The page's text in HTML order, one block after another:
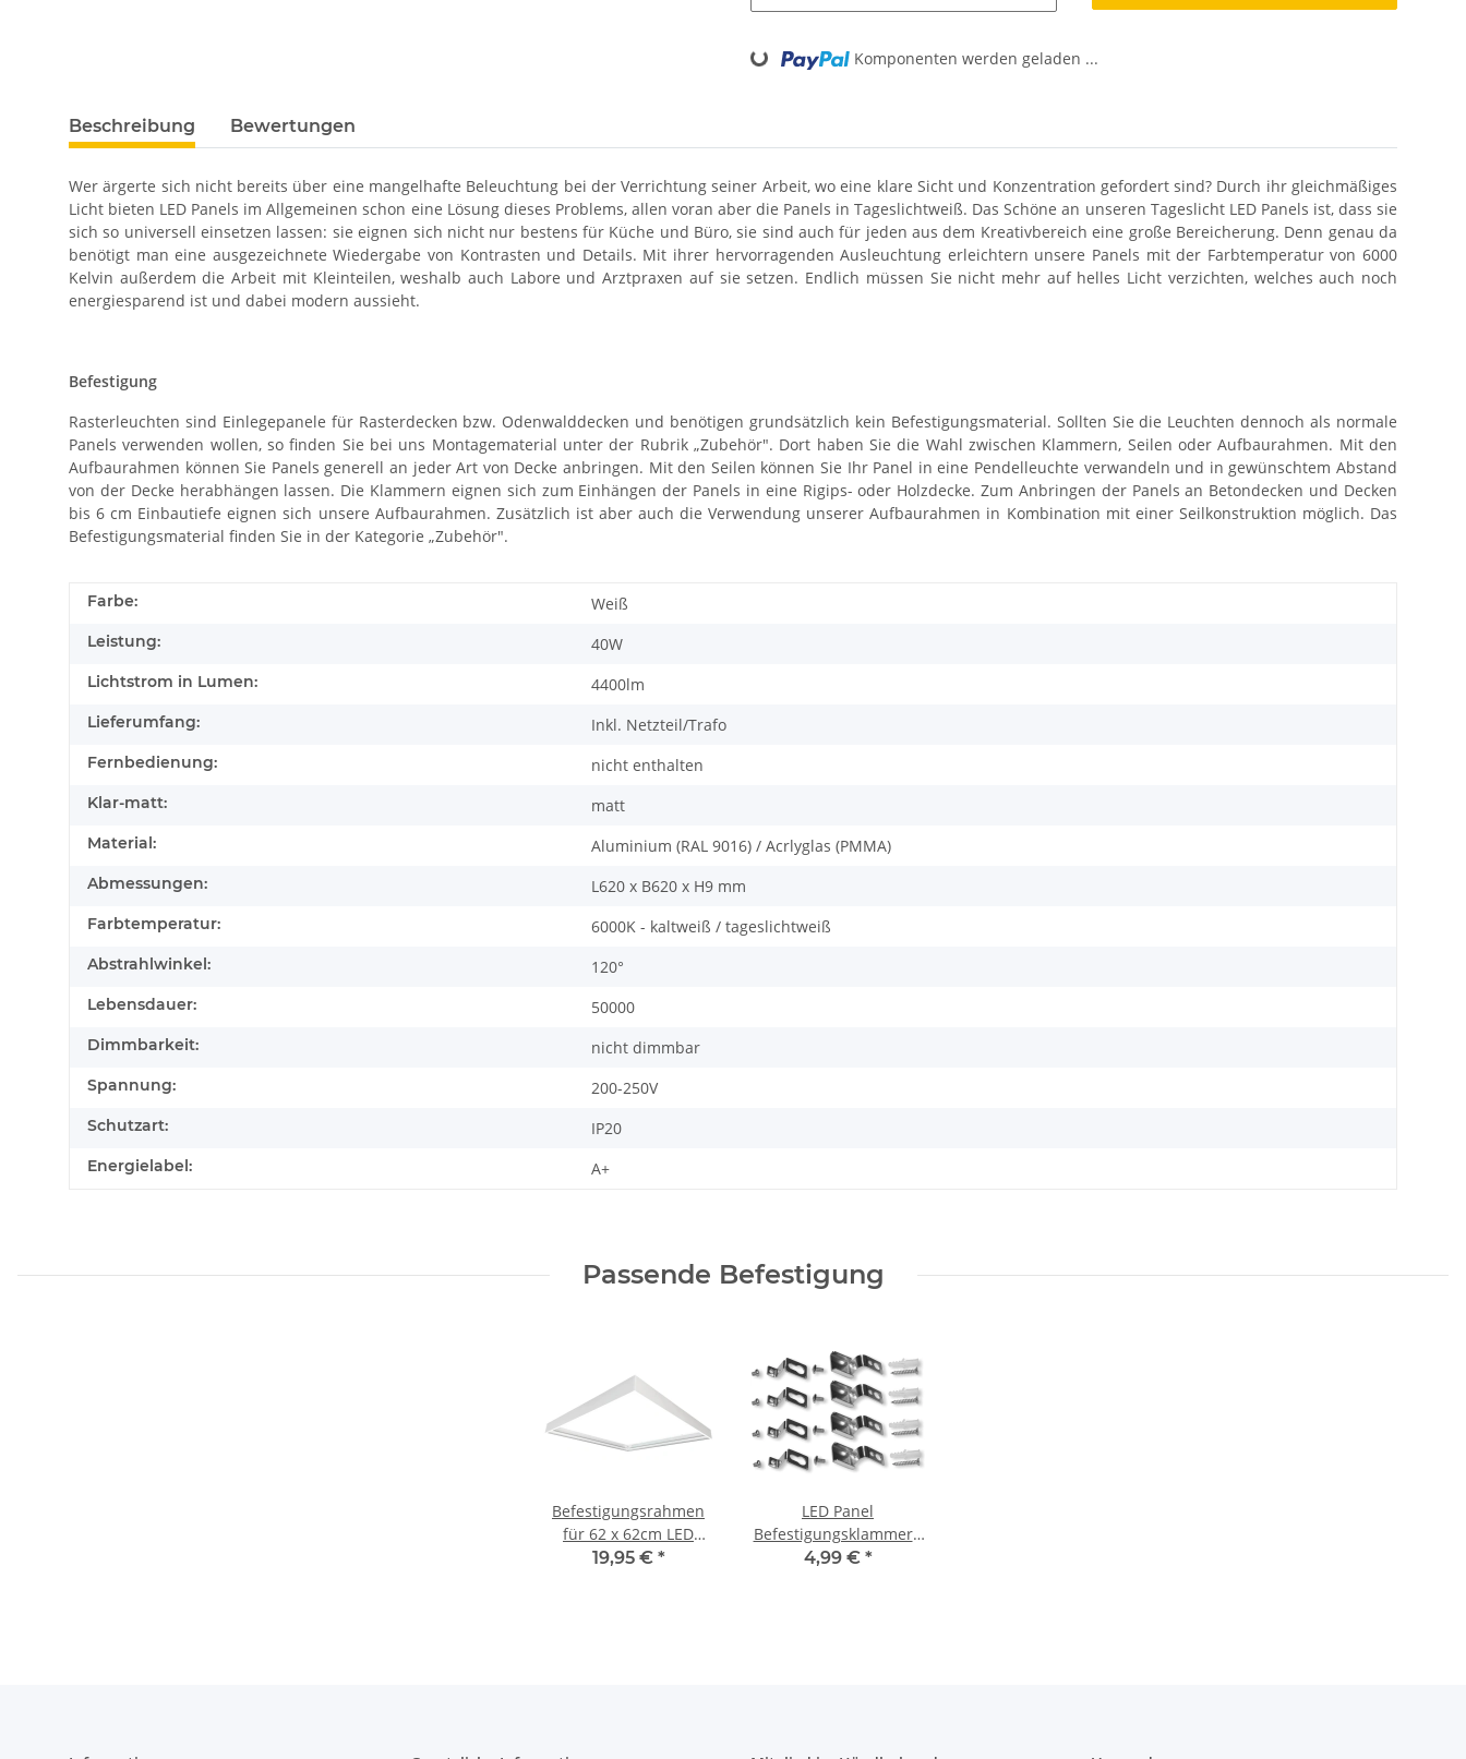
Loading... Komponenten werden geladen ...
Beschreibung Bewertungen
Wer ärgerte sich nicht bereits über eine mangelhafte Beleuchtung bei der Verrichtung seiner Arbeit, wo eine klare Sicht und Konzentration gefordert sind? Durch ihr gleichmäßiges
Licht bieten LED Panels im Allgemeinen schon eine Lösung dieses Problems, allen voran aber die Panels in Tageslichtweiß. Das Schöne an unseren Tageslicht LED Panels ist, dass sie
sich so universell einsetzen lassen: sie eignen sich nicht nur bestens für Küche und Büro, sie sind auch für jeden aus dem Kreativbereich eine große Bereicherung. Denn genau da
benötigt man eine ausgezeichnete Wiedergabe von Kontrasten und Details. Mit ihrer hervorragenden Ausleuchtung erleichtern unsere Panels mit der Farbtemperatur von 6000
Kelvin außerdem die Arbeit mit Kleinteilen, weshalb auch Labore und Arztpraxen auf sie setzen. Endlich müssen Sie nicht mehr auf helles Licht verzichten, welches auch noch
energiesparend ist und dabei modern aussieht.
Befestigung
Rasterleuchten sind Einlegepanele für Rasterdecken bzw. Odenwalddecken und benötigen grundsätzlich kein Befestigungsmaterial. Sollten Sie die Leuchten dennoch als normale
Panels verwenden wollen, so finden Sie bei uns Montagematerial unter der Rubrik „Zubehör". Dort haben Sie die Wahl zwischen Klammern, Seilen oder Aufbaurahmen. Mit den
Aufbaurahmen können Sie Panels generell an jeder Art von Decke anbringen. Mit den Seilen können Sie Ihr Panel in eine Pendelleuchte verwandeln und in gewünschtem Abstand
von der Decke herabhängen lassen. Die Klammern eignen sich zum Einhängen der Panels in eine Rigips- oder Holzdecke. Zum Anbringen der Panels an Betondecken und Decken
bis 6 cm Einbautiefe eignen sich unsere Aufbaurahmen. Zusätzlich ist aber auch die Verwendung unserer Aufbaurahmen in Kombination mit einer Seilkonstruktion möglich. Das
Befestigungsmaterial finden Sie in der Kategorie „Zubehör".
Farbe: Weiß
Leistung: 40W
Lichtstrom in Lumen: 4400lm
Lieferumfang: Inkl. Netzteil/Trafo
Fernbedienung: nicht enthalten
Klar-matt: matt
Material: Aluminium (RAL 9016) / Acrlyglas (PMMA)
Abmessungen: L620 x B620 x H9 mm
Farbtemperatur: 6000K - kaltweiß / tageslichtweiß
Abstrahlwinkel: 120°
Lebensdauer: 50000
Dimmbarkeit: nicht dimmbar
Spannung: 200-250V
Schutzart: IP20
Energielabel: A+
Passende Befestigung
Befestigungsrahmen
für 62 x 62cm LED
Panels weiß
19,95 € *
LED Panel
Befestigungsklammern
Aufbau 4-er Set
4,99 € *